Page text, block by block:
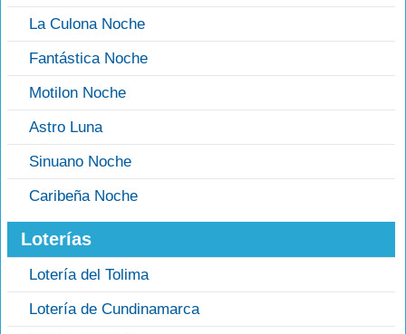
La Culona Noche
Fantástica Noche
Motilon Noche
Astro Luna
Sinuano Noche
Caribeña Noche
Loterías
Lotería del Tolima
Lotería de Cundinamarca